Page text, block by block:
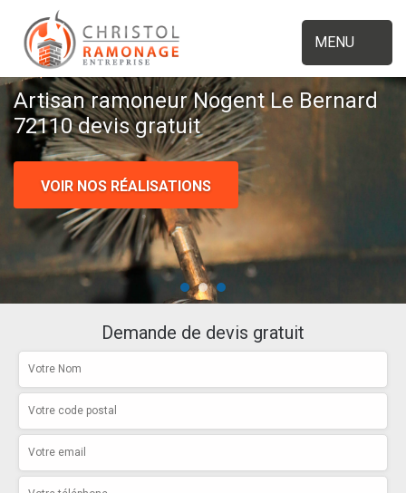
MENU
Artisan ramoneur Nogent Le Bernard
72110 devis gratuit
VOIR NOS RÉALISATIONS
Demande de devis gratuit